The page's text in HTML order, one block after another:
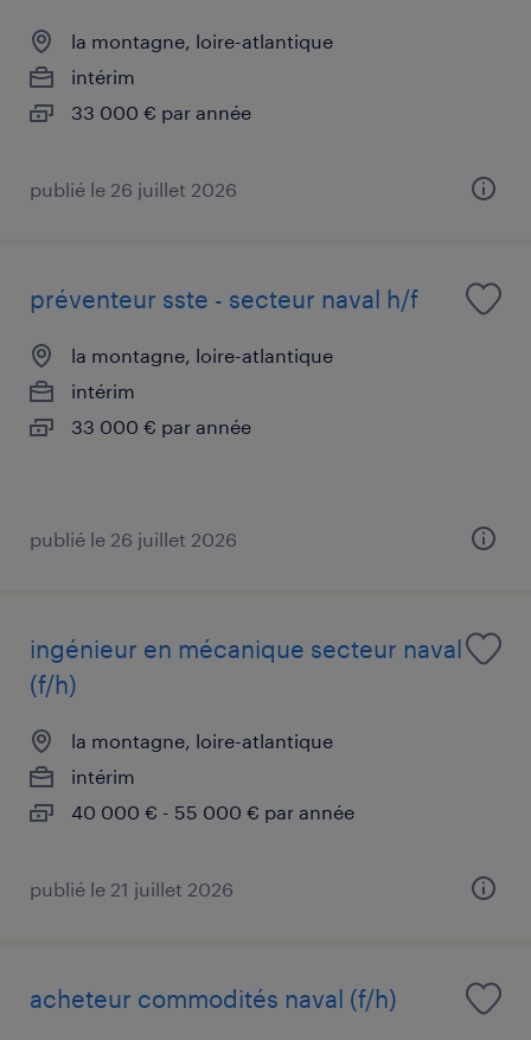
la montagne, loire-atlantique
intérim
33 000 € par année
publié le 26 juillet 2026
préventeur sste - secteur naval h/f
la montagne, loire-atlantique
intérim
33 000 € par année
publié le 26 juillet 2026
ingénieur en mécanique secteur naval
(f/h)
la montagne, loire-atlantique
intérim
40 000 € - 55 000 € par année
publié le 21 juillet 2026
acheteur commodités naval (f/h)